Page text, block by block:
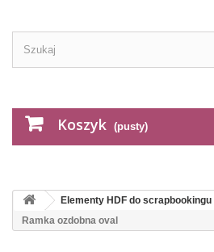
Koszyk (pusty)
Elementy HDF do scrapbookingu
Ramka ozdobna oval